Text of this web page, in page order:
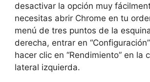
desactivar la opción muy
necesitas abrir Chrome en tu
menú de tres puntos de la
derecha, entrar en
hacer clic en “Rendimiento” en la
lateral izquierda.